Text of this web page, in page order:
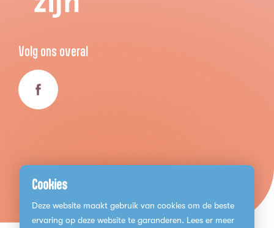
Cookies
Deze website maakt gebruik van cookies om de beste
ervaring op deze website te garanderen. Lees er meer
Volg ons overal